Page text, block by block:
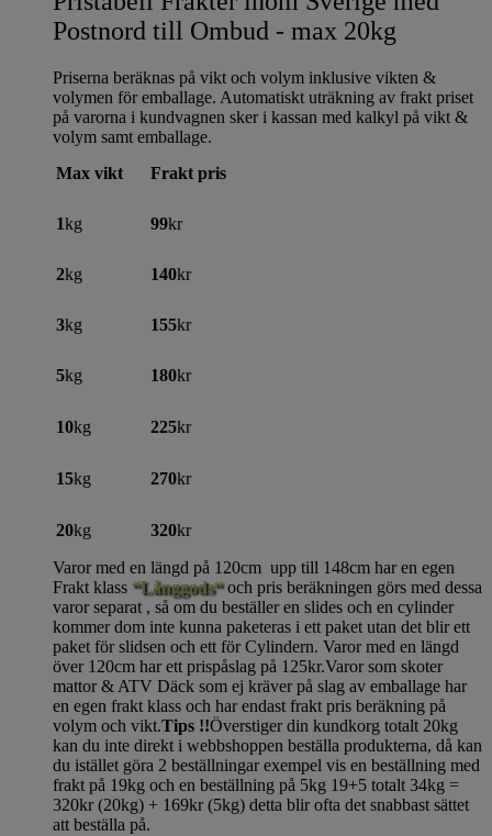
Postnord till Ombud - max 20kg
Priserna beräknas på vikt och volym inklusive vikten &
volymen för emballage. Automatiskt uträkning av frakt priset
på varorna i kundvagnen sker i kassan med kalkyl på vikt &
volym samt emballage.
Max vikt
Frakt pris
1kg 99kr
2kg 140kr
3kg 155kr
5kg 180kr
10kg 225kr
15kg 270kr
20kg 320kr
Varor med en längd på 120cm upp till 148cm har en egen
Frakt klass “Långgods“och pris beräkningen görs med dessa
varor separat , så om du beställer en slides och en cylinder
kommer dom inte kunna paketeras i ett paket utan det blir ett
paket för slidsen och ett för Cylindern. Varor med en längd
över 120cm har ett prispåslag på 125kr.Varor som skoter
mattor & ATV Däck som ej kräver på slag av emballage har
en egen frakt klass och har endast frakt pris beräkning på
volym och vikt.Tips !!Överstiger din kundkorg totalt 20kg
kan du inte direkt i webbshoppen beställa produkterna, då kan
du istället göra 2 beställningar exempel vis en beställning med
frakt på 19kg och en beställning på 5kg 19+5 totalt 34kg =
320kr (20kg) + 169kr (5kg) detta blir ofta det snabbast sättet
att beställa på.